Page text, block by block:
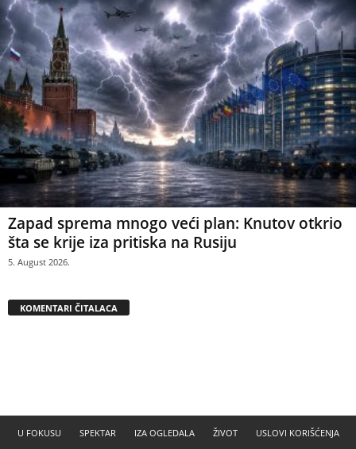
Zapad sprema mnogo veći plan: Knutov otkrio
šta se krije iza pritiska na Rusiju
5. August 2026.
KOMENTARI ČITALACA
U FOKUSU SPEKTAR IZA OGLEDALA ŽIVOT
USLOVI KORIŠĆENJA